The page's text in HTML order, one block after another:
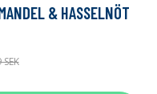
& HASSELNÖT